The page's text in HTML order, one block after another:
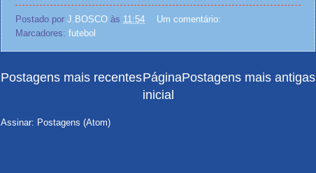
Postado por J.BOSCO às 11:54
Um comentário:
Marcadores: futebol
Postagens mais recentes Postagens mais antigas
Página
inicial
Assinar: Postagens (Atom)